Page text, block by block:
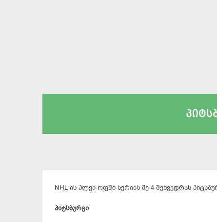
NHL-ის პლეი-ოფში სერიის მე-4 შეხვედრას
პიტსბურგი